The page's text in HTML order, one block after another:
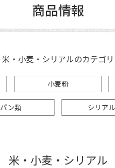
商品情報
米・小麦・シリアルのカテゴリ
小麦粉
パン類 シリア
米・小麦・シリアル